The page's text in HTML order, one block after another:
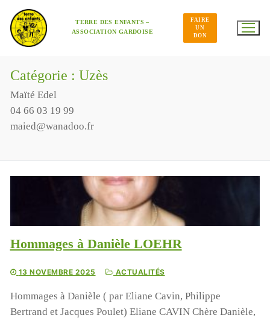
contenu
TERRE DES ENFANTS –
ASSOCIATION GARDOISE
FAIRE
UN
DON
Catégorie : Uzès
Maïté Edel
04 66 03 19 99
maied@wanadoo.fr
Hommages à Danièle LOEHR
13 NOVEMBRE 2025 ACTUALITÉS
Hommages à Danièle ( par Eliane Cavin, Philippe
Bertrand et Jacques Poulet) Eliane CAVIN Chère Danièle,